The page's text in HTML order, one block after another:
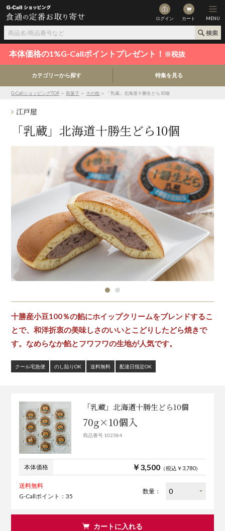
ログイン カート MENU
本体価格の1%G-Callポイントプレゼント！ ※税抜
カテゴリーから探す 特集を見る
G-CallショッピングTOP ＞和菓子 ＞ その他 ＞ 「乳蔵」北海道十勝生どら10個
江戸屋
「乳蔵」北海道十勝生どら10個
十勝産小豆100％の餡にホイップクリームをブレンドするこ
とで、和洋折衷の美味しさのいいとこどりしたどら焼きで
す。なめらなか餡とフワフワの生地が人気です。
クール宅急便 のし貼りOK 送料無料 配達日指定OK
「乳蔵」北海道十勝生どら10個
70g×10個入
商品番号 102584
本体価格 ￥3,500（税込￥3,780）
送料無料
G-Callポイント：35
数量：
カートに入れる